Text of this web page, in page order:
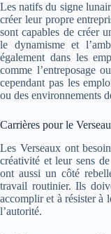
Les natifs du signe
créer leur propre
sont capables de créer
le dynamisme et
également dans les
comme l’entreposage
cependant pas les
ou des environnements
Carrières pour le Verseau
Les Verseaux ont
créativité et leur sens
ont aussi un côté
travail routinier. Ils
accomplir et à résister à
l’autorité.